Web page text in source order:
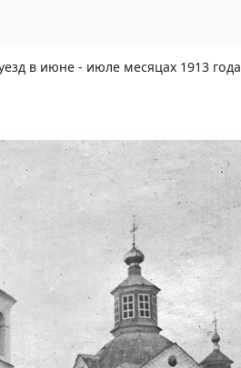
в июне - июле месяцах 1913 года